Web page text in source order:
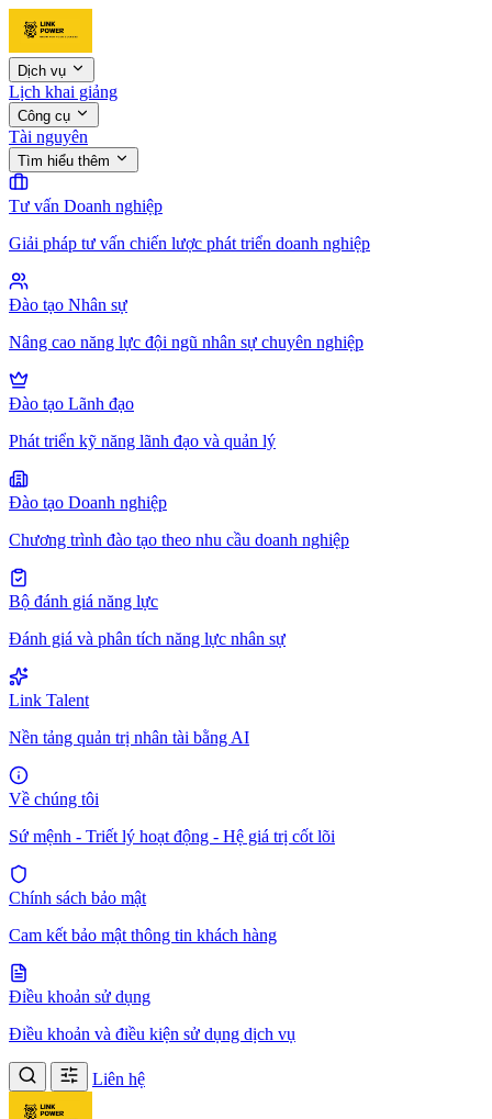
Dịch vụ
Lịch khai giảng
Công cụ
Tài nguyên
Tìm hiểu thêm
Tư vấn Doanh nghiệp
Giải pháp tư vấn chiến lược phát triển doanh nghiệp
Đào tạo Nhân sự
Nâng cao năng lực đội ngũ nhân sự chuyên nghiệp
Đào tạo Lãnh đạo
Phát triển kỹ năng lãnh đạo và quản lý
Đào tạo Doanh nghiệp
Chương trình đào tạo theo nhu cầu doanh nghiệp
Bộ đánh giá năng lực
Đánh giá và phân tích năng lực nhân sự
Link Talent
Nền tảng quản trị nhân tài bằng AI
Về chúng tôi
Sứ mệnh - Triết lý hoạt động - Hệ giá trị cốt lõi
Chính sách bảo mật
Cam kết bảo mật thông tin khách hàng
Điều khoản sử dụng
Điều khoản và điều kiện sử dụng dịch vụ
Liên hệ